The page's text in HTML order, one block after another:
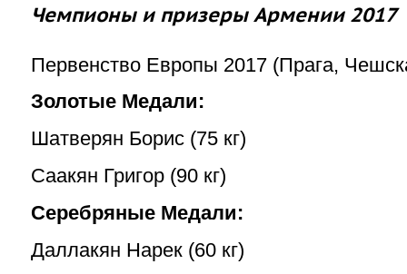
Чемпионы и призеры Армении 2017
Первенство Европы 2017 (Прага,
Золотые Медали:
Шатверян Борис (75 кг)
Саакян Григор (90 кг)
Серебряные Медали:
Даллакян Нарек (60 кг)